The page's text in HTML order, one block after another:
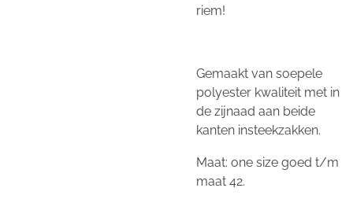
riem!
Gemaakt van soepele
polyester kwaliteit met in
de zijnaad aan beide
kanten insteekzakken.
Maat: one size goed t/m
maat 42.